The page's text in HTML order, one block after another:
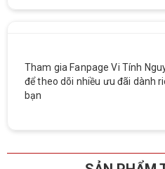
Tham gia Fanpage Vi Tính
để theo dõi nhiều ưu đãi dành
bạn